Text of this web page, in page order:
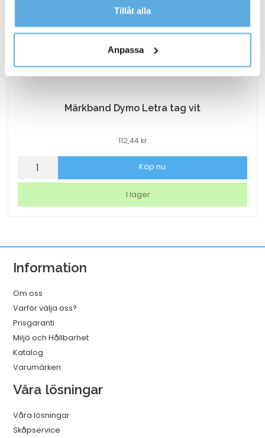
Läs mer i vår integritetspolicy om vilka vi är, hur du
kontaktar oss och på vilket sätt vi behandlar
Tillåt alla
Anpassa
Märkband Dymo Letra tag vit
112,44kr
Märkband
tag
Köp nu
I lager
Information
Om oss
Varför välja oss?
Prisgaranti
Miljö och Hållbarhet
Katalog
Varumärken
Våra lösningar
Våra lösningar
Skåpservice